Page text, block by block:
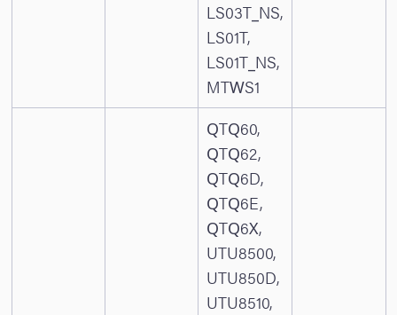
LS03T_NS,
LS01T,
LS01T_NS,
MTWS1
QTQ60,
QTQ62,
QTQ6D,
QTQ6E,
QTQ6X,
UTU8500,
UTU850D,
UTU8510,